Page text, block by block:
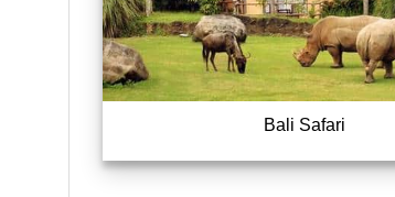
Bali Safari